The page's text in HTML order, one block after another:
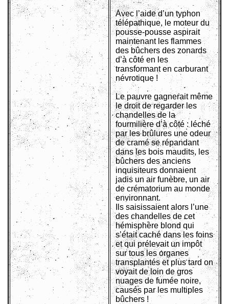
Avec l’aide d’un typhon
télépathique, le moteur du
pousse-pousse aspirait
maintenant les flammes
des bûchers des zonards
d’à côté en les
transformant en carburant
névrotique !
Le pauvre gagnerait même
le droit de regarder les
chandelles de la
fourmilière d’à côté : léché
par les brûlures une odeur
de cramé se répandant
dans les bois maudits, les
bûchers des anciens
inquisiteurs donnaient
jadis un air funèbre, un air
de crématorium au monde
environnant.
Ils saisissaient alors l’une
des chandelles de cet
hémisphère blond qui
s’était caché dans les foins
et qui prélevait un impôt
sur tous les organes
transplantés et plus tard on
voyait de loin de gros
nuages de fumée noire,
causés par les multiples
bûchers !